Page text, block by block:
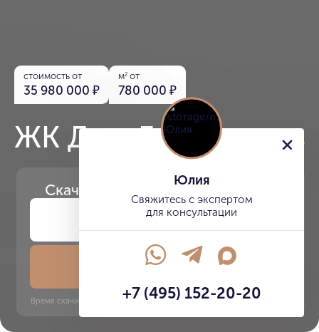
стоимость от
35 980 000₽
м2 от
780 000₽
ЖК Дом Горизонтов
Скачайте презентацию проекта
Скачать презентацию
Время скачивания: 6 секунд | PDF, 13 MB | Обновлён 3 июня 2022
Юлия
Свяжитесь с экспертом
для консультации
+7 (495) 152-20-20